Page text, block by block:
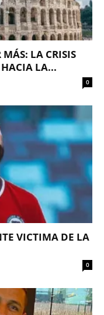
LA CRISIS
LA...
0
VICTIMA DE LA
0